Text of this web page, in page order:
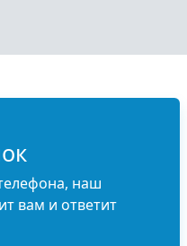
наш
вам и ответит